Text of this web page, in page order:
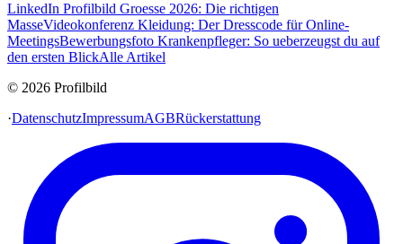
LinkedIn Profilbild Groesse 2026: Die richtigen
MasseVideokonferenz Kleidung: Der Dresscode für Online-
MeetingsBewerbungsfoto Krankenpfleger: So ueberzeugst du auf
den ersten BlickAlle Artikel
© 2026 Profilbild
·DatenschutzImpressumAGBRückerstattung